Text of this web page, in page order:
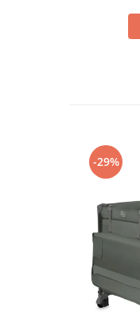
-29%